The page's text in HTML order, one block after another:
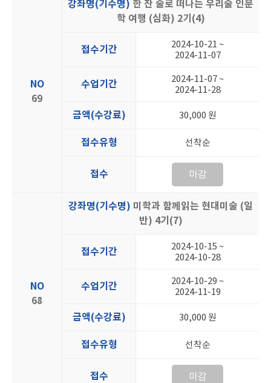
NO
69
강좌명(기수명) 한 잔 술로 떠나는 우리술 인문
학 여행 (심화) 2기(4)
접수기간
2024-10-21 ~
2024-11-07
수업기간
2024-11-07 ~
2024-11-28
금액(수강료) 30,000 원
접수유형 선착순
접수 마감
NO
68
강좌명(기수명) 미학과 함께읽는 현대미술 (일
반) 4기(7)
접수기간
2024-10-15 ~
2024-10-28
수업기간
2024-10-29 ~
2024-11-19
금액(수강료) 30,000 원
접수유형 선착순
접수 마감